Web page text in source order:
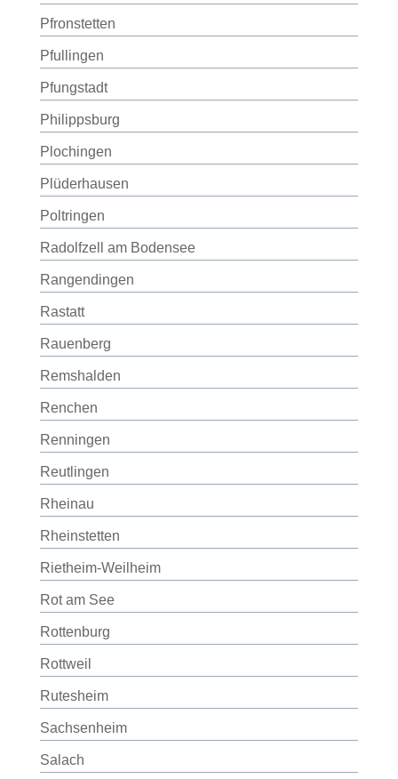
Pfronstetten
Pfullingen
Pfungstadt
Philippsburg
Plochingen
Plüderhausen
Poltringen
Radolfzell am Bodensee
Rangendingen
Rastatt
Rauenberg
Remshalden
Renchen
Renningen
Reutlingen
Rheinau
Rheinstetten
Rietheim-Weilheim
Rot am See
Rottenburg
Rottweil
Rutesheim
Sachsenheim
Salach